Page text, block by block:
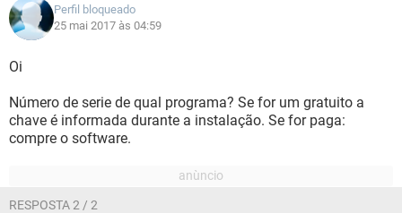
Perfil bloqueado
25 mai 2017 às 04:59
Oi
Número de serie de qual programa? Se for um gratuito a
chave é informada durante a instalação. Se for paga:
compre o software.
RESPOSTA 2 / 2